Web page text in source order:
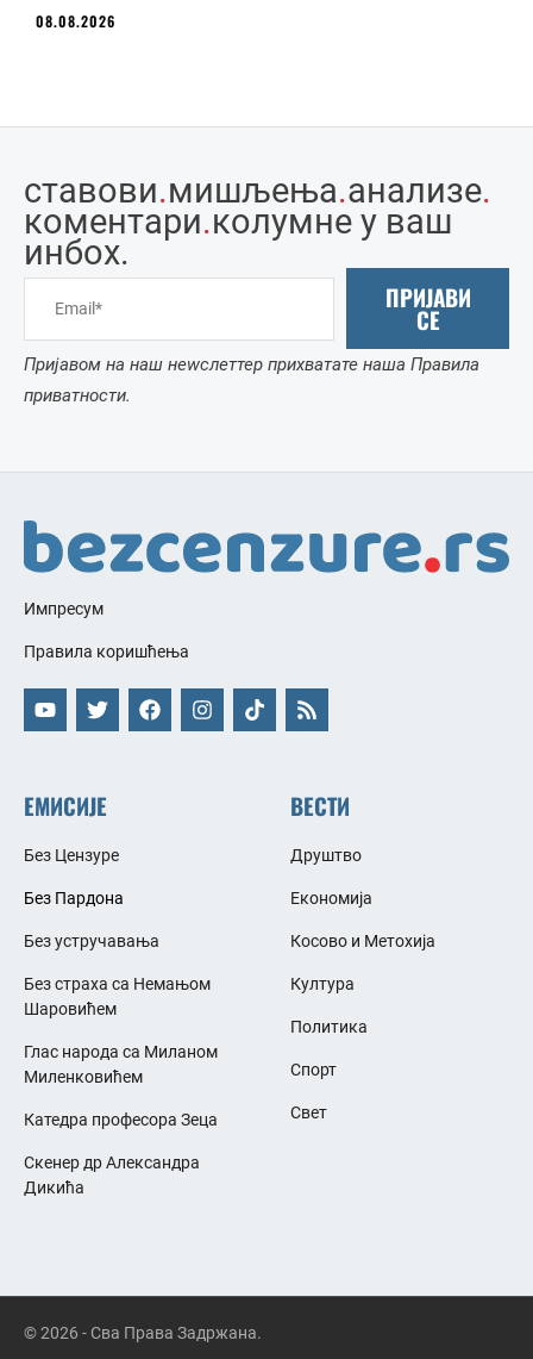
08.08.2026
ставови.мишљења.анализе.
коментари.колумне у ваш
инбоx.
ПРИЈАВИ
СЕ
Пријавом на наш неwслеттер прихватате наша Правила
приватности.
Импресум
Правила коришћења
ЕМИСИЈЕ
Без Цензуре
Без Пардона
Без устручавања
Без страха са Немањом
Шаровићем
Глас народа са Миланом
Миленковићем
Катедра професора Зеца
Скенер др Александра
Дикића
ВЕСТИ
Друштво
Економија
Косово и Метохија
Култура
Политика
Спорт
Свет
© 2026 - Сва Права Задржана.